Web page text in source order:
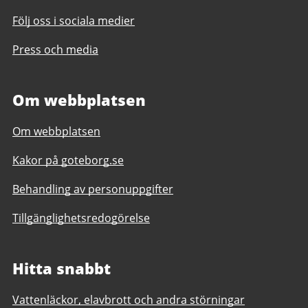
Följ oss i sociala medier
Press och media
Om webbplatsen
Om webbplatsen
Kakor på goteborg.se
Behandling av personuppgifter
Tillgänglighetsredogörelse
Hitta snabbt
Vattenläckor, elavbrott och andra störningar